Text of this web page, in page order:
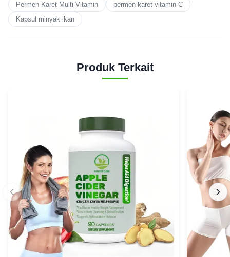
Permen Karet Multi Vitamin
permen karet vitamin C
Kapsul minyak ikan
Produk Terkait